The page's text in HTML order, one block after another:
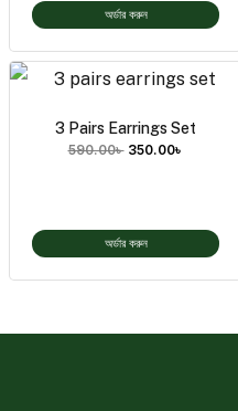
অর্ডার করুন
3 Pairs Earrings Set
590.00৳ 350.00৳
অর্ডার করুন